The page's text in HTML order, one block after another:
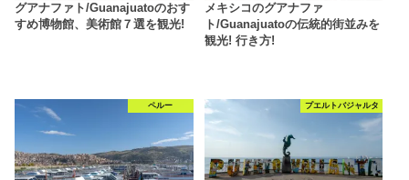
グアナファト/Guanajuatoのおす
すめ博物館、美術館７選を観光!
メキシコのグアナファ
ト/Guanajuatoの伝統的街並みを
観光! 行き方!
ペルー プエルトバジャルタ